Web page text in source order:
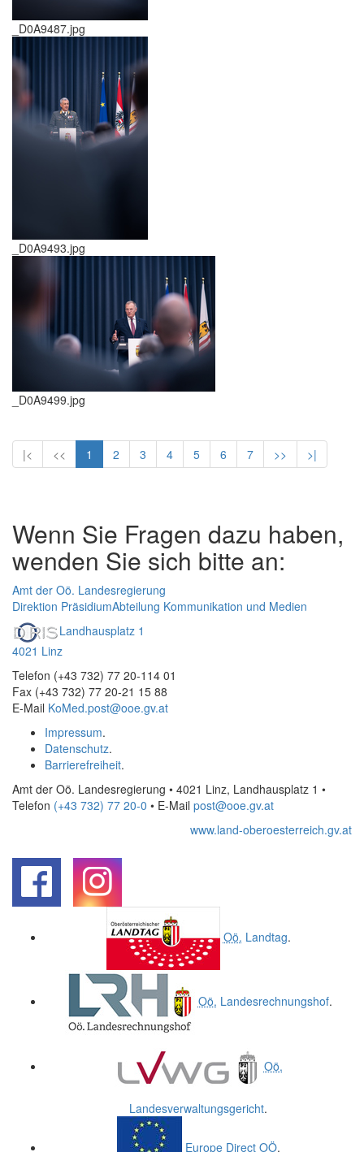
_D0A9487.jpg
_D0A9493.jpg
_D0A9499.jpg
|< << 1 2 3 4 5 6 7 >> >|
Wenn Sie Fragen dazu haben,
wenden Sie sich bitte an:
Amt der Oö. Landesregierung
Direktion PräsidiumAbteilung Kommunikation und Medien
Landhausplatz 1
4021 Linz
Telefon (+43 732) 77 20-114 01
Fax (+43 732) 77 20-21 15 88
E-Mail KoMed.post@ooe.gv.at
Impressum.
Datenschutz.
Barrierefreiheit.
Amt der Oö. Landesregierung • 4021 Linz, Landhausplatz 1 •
Telefon (+43 732) 77 20-0 • E-Mail post@ooe.gv.at
www.land-oberoesterreich.gv.at
Oö. Landtag.
Oö. Landesrechnungshof.
Oö.
Landesverwaltungsgericht.
Europe Direct OÖ.